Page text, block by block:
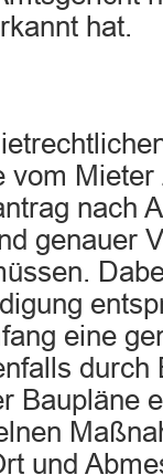
hat.
vom Mieter
nach
genauer
eine
durch
Baupläne
und